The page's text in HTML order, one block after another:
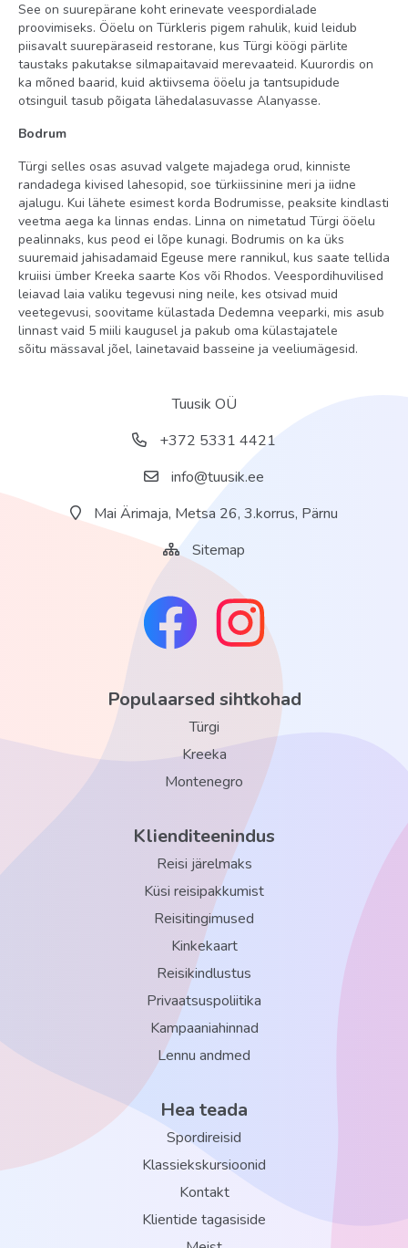
See on suurepärane koht erinevate veespordialade
proovimiseks. Ööelu on Türkleris pigem rahulik, kuid leidub
piisavalt suurepäraseid restorane, kus Türgi köögi pärlite
taustaks pakutakse silmapaitavaid merevaateid. Kuurordis on
ka mõned baarid, kuid aktiivsema ööelu ja tantsupidude
otsinguil tasub põigata lähedalasuvasse Alanyasse.
Bodrum
Türgi selles osas asuvad valgete majadega orud, kinniste
randadega kivised lahesopid, soe türkiissinine meri ja iidne
ajalugu. Kui lähete esimest korda Bodrumisse, peaksite kindlasti
veetma aega ka linnas endas. Linna on nimetatud Türgi ööelu
pealinnaks, kus peod ei lõpe kunagi. Bodrumis on ka üks
suuremaid jahisadamaid Egeuse mere rannikul, kus saate tellida
kruiisi ümber Kreeka saarte Kos või Rhodos. Veespordihuvilised
leiavad laia valiku tegevusi ning neile, kes otsivad muid
veetegevusi, soovitame külastada Dedemna veeparki, mis asub
linnast vaid 5 miili kaugusel ja pakub oma külastajatele
sõitu mässaval jõel, lainetavaid basseine ja veeliumägesid.
Populaarsed sihtkohad
Türgi
Kreeka
Montenegro
Klienditeenindus
Reisi järelmaks
Küsi reisipakkumist
Reisitingimused
Kinkekaart
Reisikindlustus
Privaatsuspoliitika
Kampaaniahinnad
Lennu andmed
Hea teada
Spordireisid
Klassiekskursioonid
Kontakt
Klientide tagasiside
Tuusik OÜ
+372 5331 4421
info@tuusik.ee
Mai Ärimaja, Metsa 26, 3.korrus, Pärnu
Sitemap